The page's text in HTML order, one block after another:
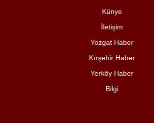
Künye
İletişim
Yozgat Haber
Kırşehir Haber
Yerköy Haber
Bilgi